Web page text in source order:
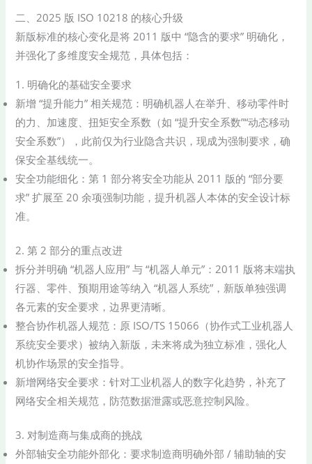
二、2025 版 ISO 10218 的核心升级
新版标准的核心变化是将 2011 版中 “隐含的要求” 明确化，
并强化了多维度安全规范，具体包括：
1. 明确化的基础安全要求
新增 “提升能力” 相关规范：明确机器人在举升、移动零件时
的力、加速度、扭矩安全系数（如 “提升安全系数”“动态移动
安全系数”），此前仅为行业隐含共识，现成为强制要求，确
保安全基线统一。
安全功能细化：第 1 部分将安全功能从 2011 版的 “部分要
求” 扩展至 20 余项强制功能，提升机器人本体的安全设计标
准。
2. 第 2 部分的重点改进
拆分并明确 “机器人应用” 与 “机器人单元”：2011 版将末端执
行器、零件、预期用途等纳入 “机器人系统”，新版单独强调
各元素的安全要求，边界更清晰。
整合协作机器人规范：原 ISO/TS 15066（协作式工业机器人
系统安全要求）被纳入新版，未来将成为独立标准，强化人
机协作场景的安全指导。
新增网络安全要求：针对工业机器人的数字化趋势，补充了
网络安全相关规范，防范数据泄露或恶意控制风险。
3. 对制造商与集成商的挑战
外部轴安全功能外部化：要求制造商明确外部 / 辅助轴的安